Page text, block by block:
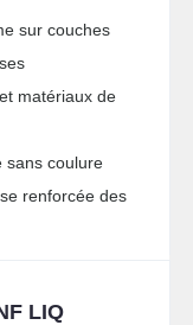
sur couches
matériaux de
sans coulure
renforcée des
LIQ